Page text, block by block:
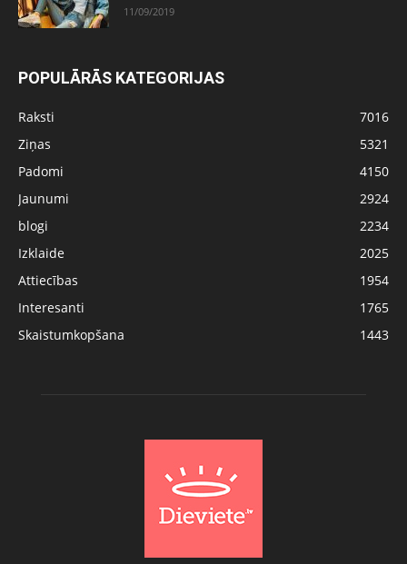
11/09/2019
POPULĀRĀS KATEGORIJAS
Raksti
7016
Ziņas
5321
Padomi
4150
Jaunumi
2924
blogi
2234
Izklaide
2025
Attiecības
1954
Interesanti
1765
Skaistumkopšana
1443